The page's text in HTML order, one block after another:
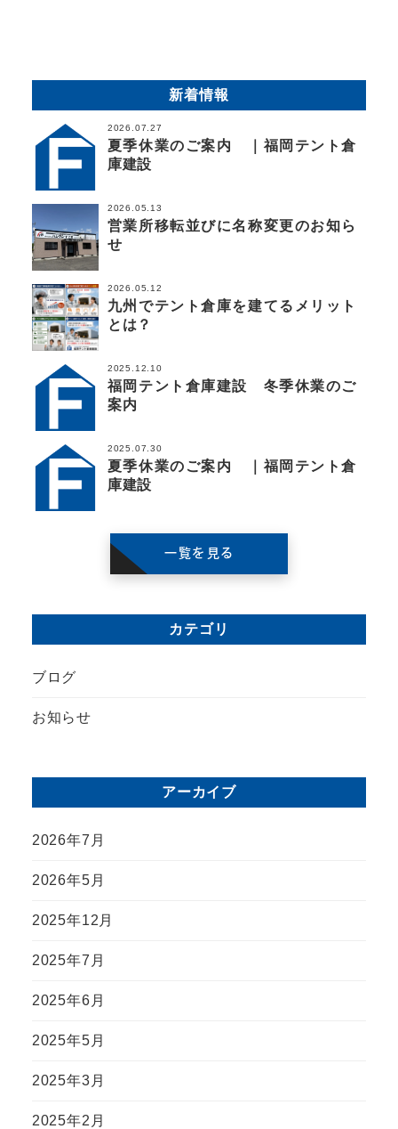
新着情報
2026.07.27
夏季休業のご案内 ｜福岡テント倉
庫建設
2026.05.13
営業所移転並びに名称変更のお知ら
せ
2026.05.12
九州でテント倉庫を建てるメリット
とは？
2025.12.10
福岡テント倉庫建設 冬季休業のご
案内
2025.07.30
夏季休業のご案内 ｜福岡テント倉
庫建設
一覧を見る
カテゴリ
ブログ
お知らせ
アーカイブ
2026年7月
2026年5月
2025年12月
2025年7月
2025年6月
2025年5月
2025年3月
2025年2月